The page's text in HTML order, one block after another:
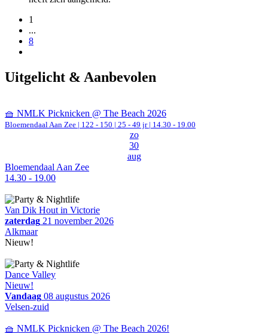
1
...
8
Uitgelicht & Aanbevolen
🧺 NMLK Picknicken @ The Beach 2026
Bloemendaal Aan Zee | 122 - 150 | 25 - 49 jr | 14.30 - 19.00
zo
30
aug
Bloemendaal Aan Zee
14.30 - 19.00
Van Dik Hout in Victorie
zaterdag 21 november 2026
Alkmaar
Nieuw!
Dance Valley
Nieuw!
Vandaag 08 augustus 2026
Velsen-zuid
🧺 NMLK Picknicken @ The Beach 2026!